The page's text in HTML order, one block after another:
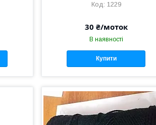
1229
30 ₴/моток
В наявності
Купити